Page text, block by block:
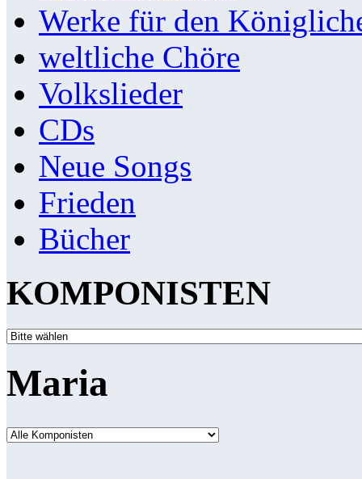
Werke für den
weltliche Chöre
Volkslieder
CDs
Neue Songs
Frieden
Bücher
KOMPONISTEN
Maria